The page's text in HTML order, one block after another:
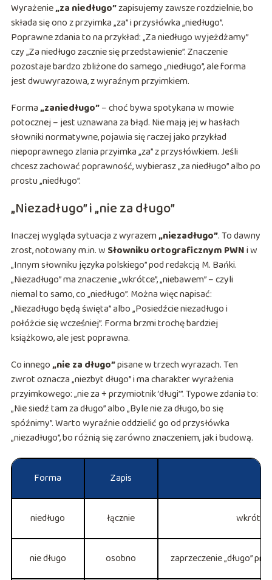
Wyrażenie„za niedługo”zapisujemy zawsze rozdzielnie, bo
składa się ono z przyimka „za” i przysłówka „niedługo”.
Poprawne zdania to na przykład: „Za niedługo wyjeżdżamy”
czy „Za niedługo zacznie się przedstawienie”. Znaczenie
pozostaje bardzo zbliżone do samego „niedługo”, ale forma
jest dwuwyrazowa, z wyraźnym przyimkiem.
Forma„zaniedługo”– choć bywa spotykana w mowie
potocznej – jest uznawana za błąd. Nie mają jej w hasłach
słowniki normatywne, pojawia się raczej jako przykład
niepoprawnego zlania przyimka „za” z przysłówkiem. Jeśli
chcesz zachować poprawność, wybierasz „za niedługo” albo po
prostu „niedługo”.
„Niezadługo” i „nie za długo”
Inaczej wygląda sytuacja z wyrazem„niezadługo”. To dawny
zrost, notowany m.in. w Słowniku ortograficznym PWNi w
„Innym słowniku języka polskiego” pod redakcją M. Bańki.
„Niezadługo” ma znaczenie „wkrótce”, „niebawem” – czyli
niemal to samo, co „niedługo”. Można więc napisać:
„Niezadługo będą święta” albo „Posiedźcie niezadługo i
połóżcie się wcześniej”. Forma brzmi trochę bardziej
książkowo, ale jest poprawna.
Co innego„nie za długo”pisane w trzech wyrazach. Ten
zwrot oznacza „niezbyt długo” i ma charakter wyrażenia
przyimkowego: „nie za + przymiotnik ‘długi’”. Typowe zdania to:
„Nie siedź tam za długo” albo „Byle nie za długo, bo się
spóźnimy”. Warto wyraźnie oddzielić go od przysłówka
„niezadługo”, bo różnią się zarówno znaczeniem, jak i budową.
Forma Zapis
niedługo łącznie
nie długo osobno zaprzeczenie „długo”